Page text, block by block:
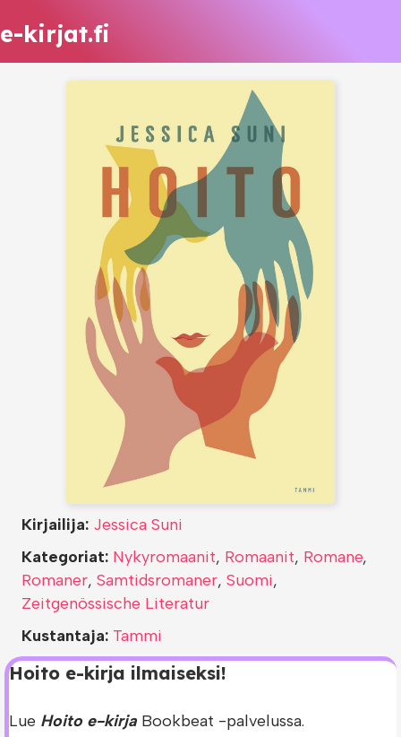
e-kirjat.fi
Hoito e-kirja ilmaiseksi!
Lue Hoito e-kirja Bookbeat -palvelussa.
Kirjailija: Jessica Suni
Kategoriat: Nykyromaanit, Romaanit, Romane,
Romaner, Samtidsromaner, Suomi,
Zeitgenössische Literatur
Kustantaja: Tammi